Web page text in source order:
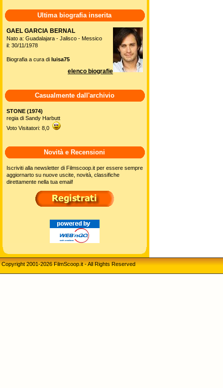
Ultima biografia inserita
GAEL GARCIA BERNAL
Nato a: Guadalajara - Jalisco - Messico
il: 30/11/1978
Biografia a cura di luisa75
elenco biografie
Casualmente dall'archivio
STONE (1974)
regia di Sandy Harbutt
Voto Visitatori: 8,0
Novità e Recensioni
Iscriviti alla newsletter di Filmscoop.it per essere sempre
aggiornarto su nuove uscite, novità, classifiche
direttamente nella tua email!
Copyright 2001-2026 FilmScoop.it - All Rights Reserved